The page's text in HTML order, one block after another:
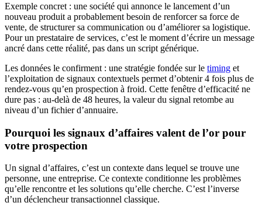
Exemple concret : une société qui annonce le lancement d’un
nouveau produit a probablement besoin de renforcer sa force de
vente, de structurer sa communication ou d’améliorer sa logistique.
Pour un prestataire de services, c’est le moment d’écrire un message
ancré dans cette réalité, pas dans un script générique.
Les données le confirment : une stratégie fondée sur le timing et
l’exploitation de signaux contextuels permet d’obtenir 4 fois plus de
rendez-vous qu’en prospection à froid. Cette fenêtre d’efficacité ne
dure pas : au-delà de 48 heures, la valeur du signal retombe au
niveau d’un fichier d’annuaire.
Pourquoi les signaux d’affaires valent de l’or pour
votre prospection
Un signal d’affaires, c’est un contexte dans lequel se trouve une
personne, une entreprise. Ce contexte conditionne les problèmes
qu’elle rencontre et les solutions qu’elle cherche. C’est l’inverse
d’un déclencheur transactionnel classique.